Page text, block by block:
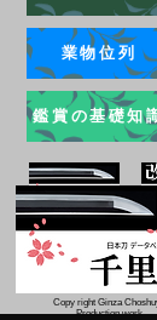
業物位列
鑑賞の基礎知
Copy right Ginza
Production work